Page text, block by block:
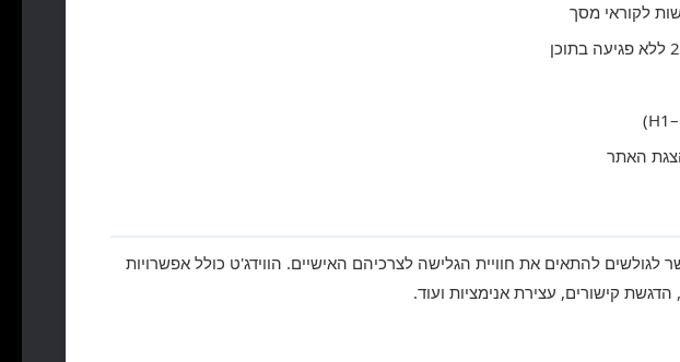
האתר
לגולשים להתאים את חוויית הגלישה לצרכיהם האישיים. הווידג'ט כולל אפשרויות
הדגשת קישורים, עצירת אנימציות ועוד.